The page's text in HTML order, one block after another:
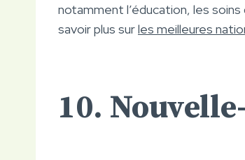
notamment l’éducation, les
savoir plus surles meilleures
10.